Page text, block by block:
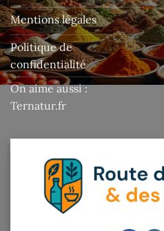
Mentions légales
Politique de
confidentialité
On aime aussi :
Ternatur.fr